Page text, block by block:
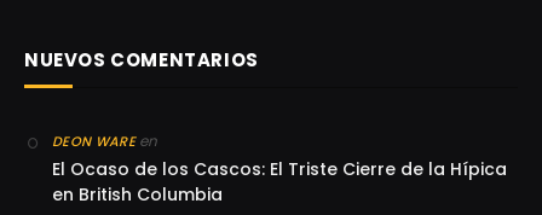
NUEVOS COMENTARIOS
DEON WAREen
El Ocaso de los Cascos: El Triste Cierre de la Hípica
en British Columbia